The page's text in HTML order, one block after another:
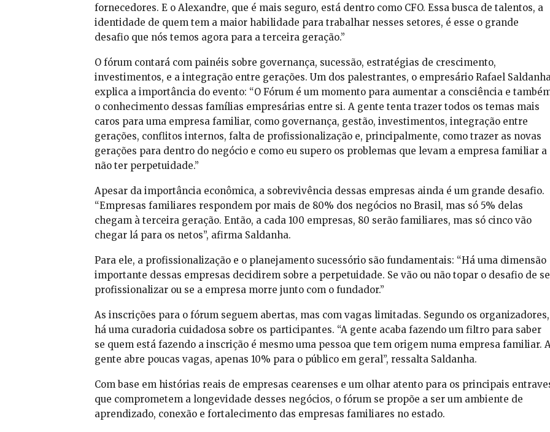
fornecedores. E o Alexandre, que é mais seguro, está dentro como CFO. Essa busca de talentos, a
identidade de quem tem a maior habilidade para trabalhar nesses setores, é esse o grande
desafio que nós temos agora para a terceira geração.”
O fórum contará com painéis sobre governança, sucessão, estratégias de crescimento,
investimentos, e a integração entre gerações. Um dos palestrantes, o empresário Rafael
explica a importância do evento: “O Fórum é um momento para aumentar a consciência e
o conhecimento dessas famílias empresárias entre si. A gente tenta trazer todos os temas mais
caros para uma empresa familiar, como governança, gestão, investimentos, integração entre
gerações, conflitos internos, falta de profissionalização e, principalmente, como trazer as novas
gerações para dentro do negócio e como eu supero os problemas que levam a empresa familiar a
não ter perpetuidade.”
Apesar da importância econômica, a sobrevivência dessas empresas ainda é um grande desafio.
“Empresas familiares respondem por mais de 80% dos negócios no Brasil, mas só 5% delas
chegam à terceira geração. Então, a cada 100 empresas, 80 serão familiares, mas só cinco vão
chegar lá para os netos”, afirma Saldanha.
Para ele, a profissionalização e o planejamento sucessório são fundamentais: “Há uma dimensão
importante dessas empresas decidirem sobre a perpetuidade. Se vão ou não topar o desafio de se
profissionalizar ou se a empresa morre junto com o fundador.”
As inscrições para o fórum seguem abertas, mas com vagas limitadas. Segundo os organizadores,
há uma curadoria cuidadosa sobre os participantes. “A gente acaba fazendo um filtro para saber
se quem está fazendo a inscrição é mesmo uma pessoa que tem origem numa empresa familiar.
gente abre poucas vagas, apenas 10% para o público em geral”, ressalta Saldanha.
Com base em histórias reais de empresas cearenses e um olhar atento para os principais
que comprometem a longevidade desses negócios, o fórum se propõe a ser um ambiente de
aprendizado, conexão e fortalecimento das empresas familiares no estado.